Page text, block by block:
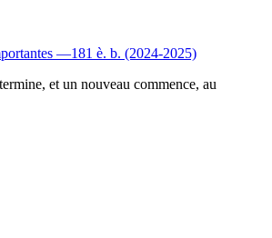
—181 è. b. (2024-2025)
et un nouveau commence, au